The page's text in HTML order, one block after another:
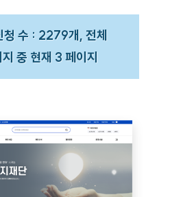
청 수 : 2279개, 전체
중 현재 3 페이지